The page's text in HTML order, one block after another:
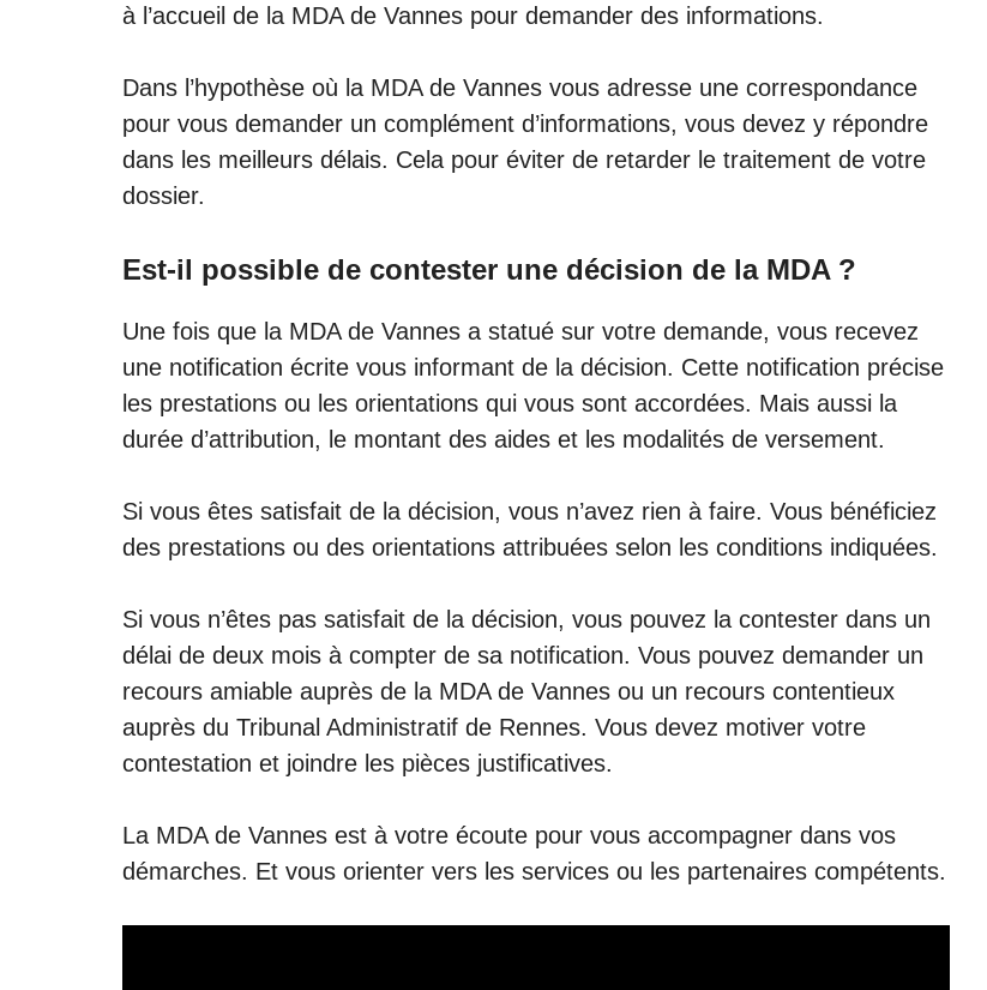
à l’accueil de la MDA de Vannes pour demander des informations.
Dans l’hypothèse où la MDA de Vannes vous adresse une correspondance
pour vous demander un complément d’informations, vous devez y répondre
dans les meilleurs délais. Cela pour éviter de retarder le traitement de votre
dossier.
Est-il possible de contester une décision de la MDA ?
Une fois que la MDA de Vannes a statué sur votre demande, vous recevez
une notification écrite vous informant de la décision. Cette notification précise
les prestations ou les orientations qui vous sont accordées. Mais aussi la
durée d’attribution, le montant des aides et les modalités de versement.
Si vous êtes satisfait de la décision, vous n’avez rien à faire. Vous bénéficiez
des prestations ou des orientations attribuées selon les conditions indiquées.
Si vous n’êtes pas satisfait de la décision, vous pouvez la contester dans un
délai de deux mois à compter de sa notification. Vous pouvez demander un
recours amiable auprès de la MDA de Vannes ou un recours contentieux
auprès du Tribunal Administratif de Rennes. Vous devez motiver votre
contestation et joindre les pièces justificatives.
La MDA de Vannes est à votre écoute pour vous accompagner dans vos
démarches. Et vous orienter vers les services ou les partenaires compétents.